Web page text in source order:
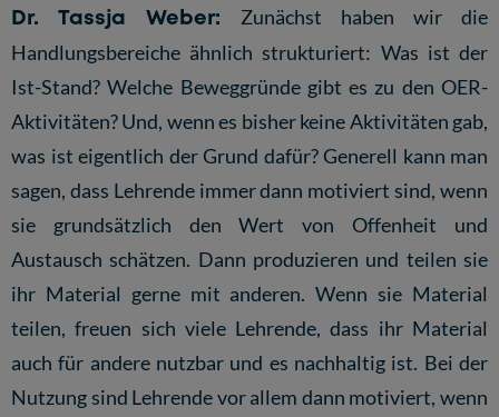
Dr. Tassja Weber: Zunächst haben wir die
Handlungsbereiche ähnlich strukturiert: Was ist der
Ist-Stand? Welche Beweggründe gibt es zu den OER-
Aktivitäten? Und, wenn es bisher keine Aktivitäten gab,
was ist eigentlich der Grund dafür? Generell kann man
sagen, dass Lehrende immer dann motiviert sind, wenn
sie grundsätzlich den Wert von Offenheit und
Austausch schätzen. Dann produzieren und teilen sie
ihr Material gerne mit anderen. Wenn sie Material
teilen, freuen sich viele Lehrende, dass ihr Material
auch für andere nutzbar und es nachhaltig ist. Bei der
Nutzung sind Lehrende vor allem dann motiviert, wenn